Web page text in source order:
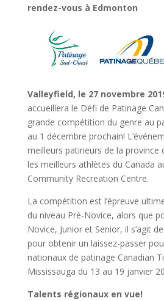
rendez-vous à Edmonton
Valleyfield, le 27 novembre
accueillera le Défi de Patinage
grande compétition du genre au
au 1 décembre prochain!
meilleurs patineurs de la province
les meilleurs athlètes du Canada
Community Recreation Centre.
La compétition est l’épreuve
du niveau Pré-Novice, alors que
Novice, Junior et Senior, il s’agit
pour obtenir un laissez-passer
nationaux de patinage Canadian
Mississauga du 13 au 19 janvier
Talents régionaux en vue!